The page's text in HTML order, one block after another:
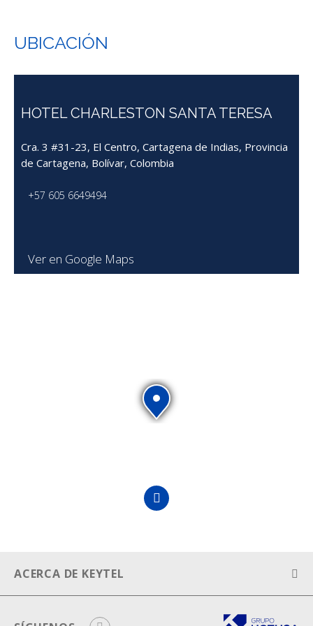
UBICACIÓN
HOTEL CHARLESTON SANTA TERESA
Cra. 3 #31-23, El Centro, Cartagena de Indias, Provincia
de Cartagena, Bolívar, Colombia
+57 605 6649494
Ver en Google Maps
ACERCA DE KEYTEL